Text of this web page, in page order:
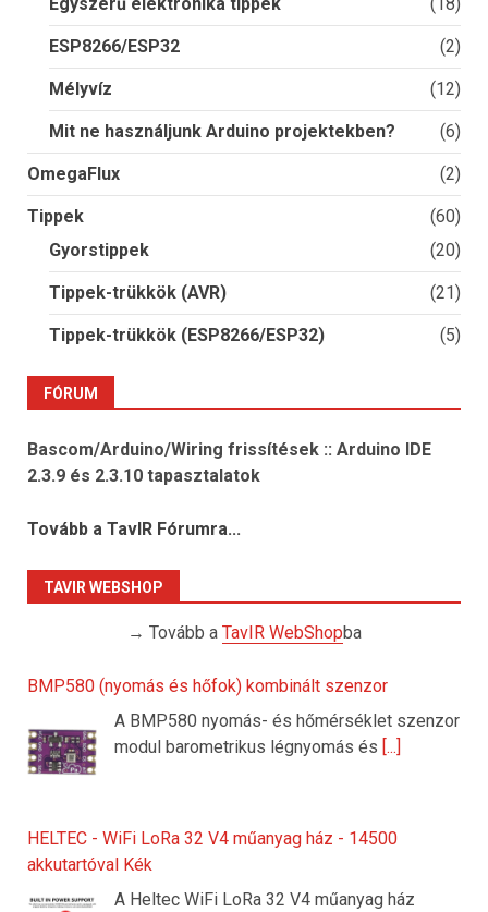
Egyszerű elektronika tippek (18)
ESP8266/ESP32 (2)
Mélyvíz (12)
Mit ne használjunk Arduino projektekben? (6)
OmegaFlux (2)
Tippek
(60)
Gyorstippek
(20)
Tippek-trükkök (AVR) (21)
Tippek-trükkök (ESP8266/ESP32) (5)
FÓRUM
Bascom/Arduino/Wiring frissítések :: Arduino IDE
2.3.9 és 2.3.10 tapasztalatok
Tovább a TavIR Fórumra...
TAVIR WEBSHOP
→ Tovább a TavIR WebShopba
BMP580 (nyomás és hőfok) kombinált szenzor
A BMP580 nyomás- és hőmérséklet szenzor
modul barometrikus légnyomás és [...]
HELTEC - WiFi LoRa 32 V4 műanyag ház - 14500
akkutartóval Kék
A Heltec WiFi LoRa 32 V4 műanyag ház